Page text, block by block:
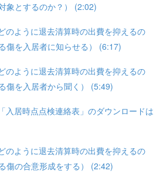
象とするのか？） (2:02)
のように退去清算時の出費を抑えるの
傷を入居者に知らせる） (6:17)
のように退去清算時の出費を抑えるの
傷を入居者から聞く） (5:49)
入居時点点検連絡表」のダウンロードは
のように退去清算時の出費を抑えるの
傷の合意形成をする） (2:42)